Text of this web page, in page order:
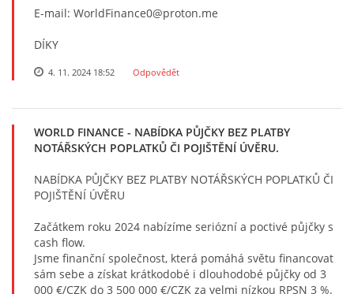
E-mail: WorldFinance0@proton.me
DÍKY
4. 11. 2024 18:52 Odpovědět
WORLD FINANCE - NABÍDKA PŮJČKY BEZ PLATBY
NOTÁŘSKÝCH POPLATKŮ ČI POJIŠTĚNÍ ÚVĚRU.
NABÍDKA PŮJČKY BEZ PLATBY NOTÁŘSKÝCH POPLATKŮ ČI
POJIŠTĚNÍ ÚVĚRU
Začátkem roku 2024 nabízíme seriózní a poctivé půjčky s
cash flow.
Jsme finanční společnost, která pomáhá světu financovat
sám sebe a získat krátkodobé i dlouhodobé půjčky od 3
000 €/CZK do 3 500 000 €/CZK za velmi nízkou RPSN 3 %.